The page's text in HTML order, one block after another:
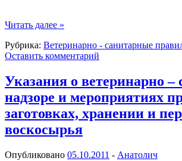
Читать далее »
Рубрика: Ветеринарно - санитарные
Оставить комментарий
Указания о ветеринарно –
надзоре и мероприятиях
заготовках, хранении и
воскосырья
Опубликовано 05.10.2011 - Анатолич